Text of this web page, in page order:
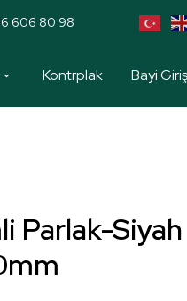
606 80 98
Kontrplak Bayi Giriş
Parlak-